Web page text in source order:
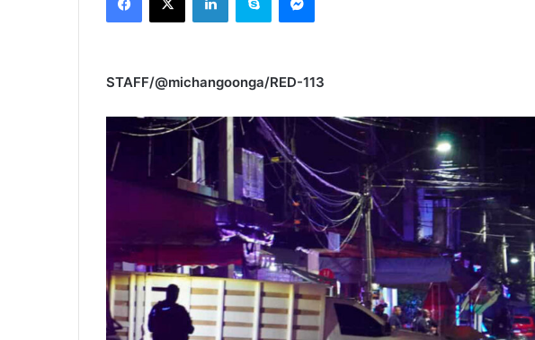
STAFF/@michangoonga/RED-113